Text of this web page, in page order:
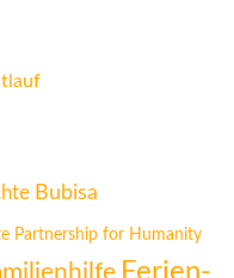
Bubisa
Partnership for Humanity
Ferien-